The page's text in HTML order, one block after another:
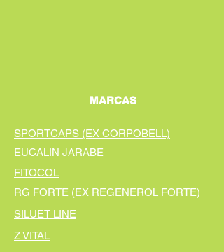
MARCAS
SPORTCAPS (EX CORPOBELL)
EUCALIN JARABE
FITOCOL
RG FORTE (EX REGENEROL FORTE)
SILUET LINE
Z VITAL